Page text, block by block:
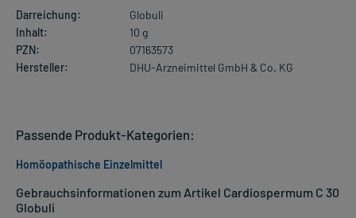
Darreichung:
Globuli
Inhalt:
10 g
PZN:
07163573
Hersteller:
DHU-Arzneimittel GmbH & Co. KG
Gebrauchsinformationen zum Artikel Cardiospermum C 30
Globuli
Passende Produkt-Kategorien:
Homöopathische Einzelmittel